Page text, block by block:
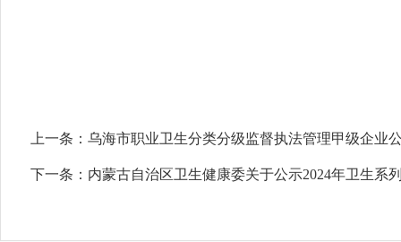
上一条： 乌海市职业卫生分类分级监督执法管理甲级企业
下一条： 内蒙古自治区卫生健康委关于公示2024年卫生系